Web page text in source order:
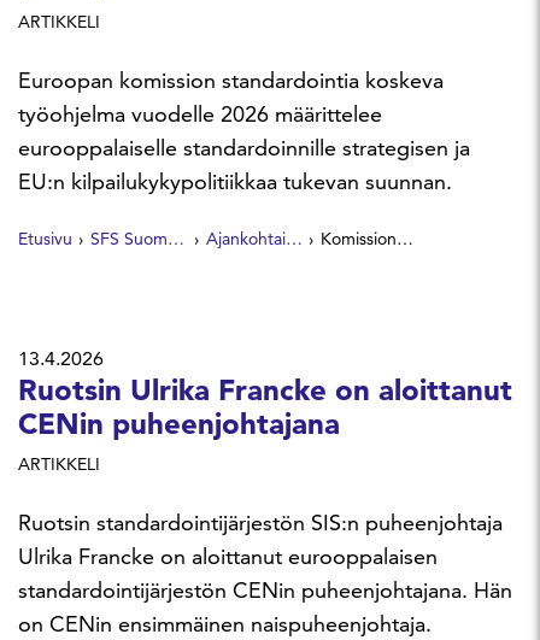
ARTIKKELI
Euroopan komission standardointia koskeva
työohjelma vuodelle 2026 määrittelee
eurooppalaiselle standardoinnille strategisen ja
EU:n kilpailukykypolitiikkaa tukevan suunnan.
Etusivu SFS Suomen Standardit Ajankohtaista Komission vuoden 2026 painopisteet standardointiin
13.4.2026
Ruotsin Ulrika Francke on aloittanut
CENin puheenjohtajana
ARTIKKELI
Ruotsin standardointijärjestön SIS:n puheenjohtaja
Ulrika Francke on aloittanut eurooppalaisen
standardointijärjestön CENin puheenjohtajana. Hän
on CENin ensimmäinen naispuheenjohtaja.